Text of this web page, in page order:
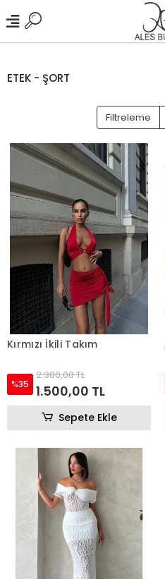
ETEK - ŞORT
Filtreleme
Kırmızı İkili Takım
%35
2.300,00 TL
1.500,00 TL
Sepete Ekle